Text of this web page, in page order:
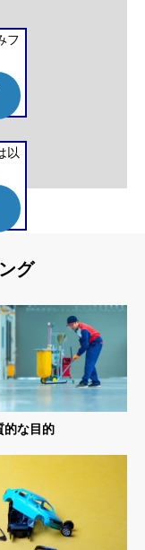
フ
以
グ
的な目的